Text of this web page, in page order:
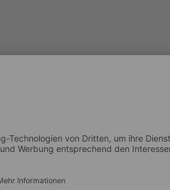
Artikelnummer